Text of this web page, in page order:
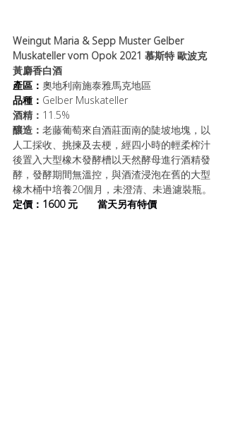
Weingut Maria & Sepp Muster Gelber
Muskateller vom Opok 2021 慕斯特 歐波克
黃麝香白酒
產區： 奧地利南施泰雅馬克地區
品種： Gelber Muskateller
酒精： 11.5%
釀造： 老藤葡萄來自酒莊面南的陡坡地塊，以
人工採收、挑揀及去梗，經四小時的輕柔榨汁
後置入大型橡木發酵槽以天然酵母進行酒精發
酵，發酵期間無溫控，與酒渣浸泡在舊的大型
橡木桶中培養20個月，未澄清、未過濾裝瓶。
定價：1600 元       當天另有特價